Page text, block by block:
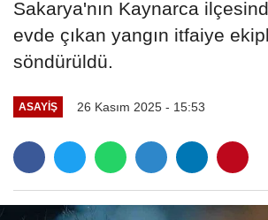
Sakarya'nın Kaynarca
evde çıkan yangın itfaiye
söndürüldü.
ASAYIŞ 26 Kasım 2025 - 15:53